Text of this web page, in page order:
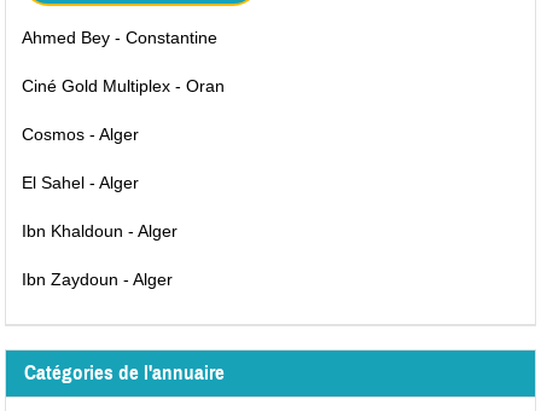
Ahmed Bey - Constantine
Ciné Gold Multiplex - Oran
Cosmos - Alger
El Sahel - Alger
Ibn Khaldoun - Alger
Ibn Zaydoun - Alger
Catégories de l'annuaire